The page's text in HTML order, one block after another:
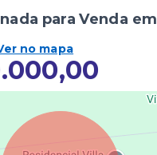
para Venda em
no mapa